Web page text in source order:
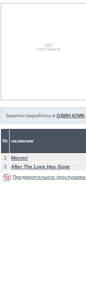
Зарегистрируйтесь в ОДИН КЛИК
№ название
1
Mornin'
2
After The Love Has Gone
Предварительное